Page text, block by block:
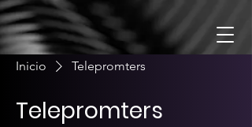
Inicio Telepromters
Telepromters